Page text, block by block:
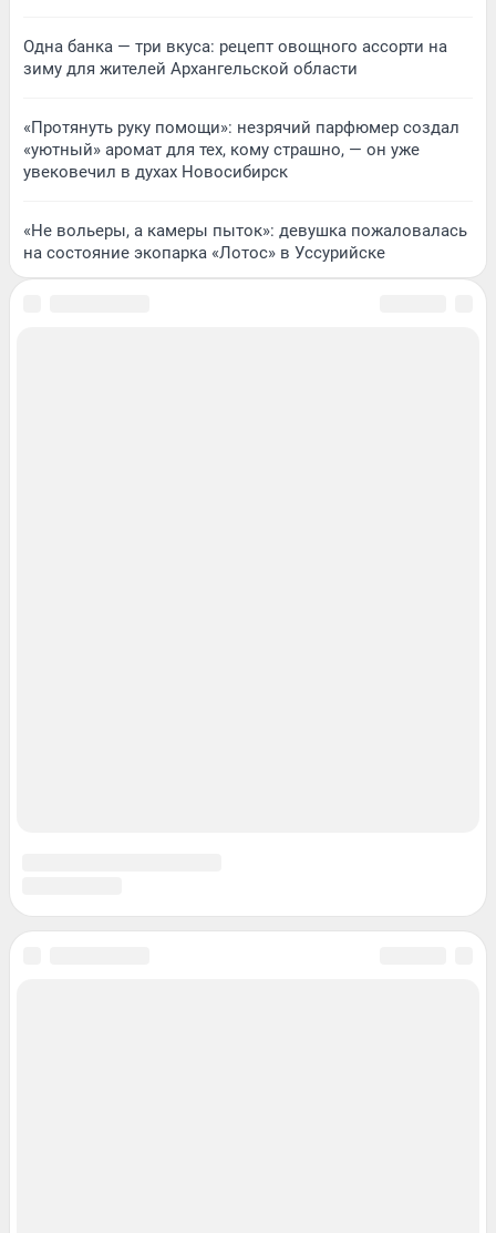
Одна банка — три вкуса: рецепт овощного ассорти на
зиму для жителей Архангельской области
«Протянуть руку помощи»: незрячий парфюмер создал
«уютный» аромат для тех, кому страшно, — он уже
увековечил в духах Новосибирск
«Не вольеры, а камеры пыток»: девушка пожаловалась
на состояние экопарка «Лотос» в Уссурийске